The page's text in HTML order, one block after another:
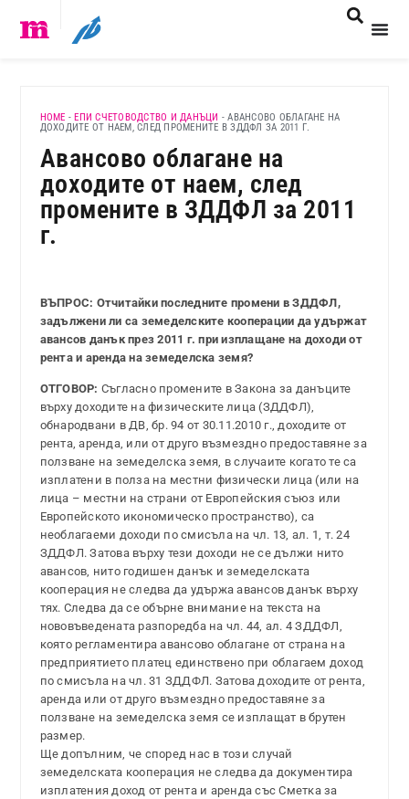
HOME - ЕПИ СЧЕТОВОДСТВО И ДАНЪЦИ -АВАНСОВО ОБЛАГАНЕ НА
ДОХОДИТЕ ОТ НАЕМ, СЛЕД ПРОМЕНИТЕ В ЗДДФЛ ЗА 2011 Г.
Авансово облагане на
доходите от наем, след
промените в ЗДДФЛ за 2011
г.
ВЪПРОС: Отчитайки последните промени в ЗДДФЛ,
задължени ли са земеделските кооперации да удържат
авансов данък през 2011 г. при изплащане на доходи от
рента и аренда на земеделска земя?
ОТГОВОР: Съгласно промените в Закона за данъците
върху доходите на физическите лица (ЗДДФЛ),
обнародвани в ДВ, бр. 94 от 30.11.2010 г., доходите от
рента, аренда, или от друго възмездно предоставяне за
ползване на земеделска земя, в случаите когато те са
изплатени в полза на местни физически лица (или на
лица – местни на страни от Европейския съюз или
Европейското икономическо пространство), са
необлагаеми доходи по смисъла на чл. 13, ал. 1, т. 24
ЗДДФЛ. Затова върху тези доходи не се дължи нито
авансов, нито годишен данък и земеделската
кооперация не следва да удържа авансов данък върху
тях. Следва да се обърне внимание на текста на
нововъведената разпоредба на чл. 44, ал. 4 ЗДДФЛ,
която регламентира авансово облагане от страна на
предприятието платец единствено при облагаем доход
по смисъла на чл. 31 ЗДДФЛ. Затова доходите от рента,
аренда или от друго възмездно предоставяне за
ползване на земеделска земя се изплащат в брутен
размер.
Ще допълним, че според нас в този случай
земеделската кооперация не следва да документира
изплатения доход от рента и аренда със Сметка за